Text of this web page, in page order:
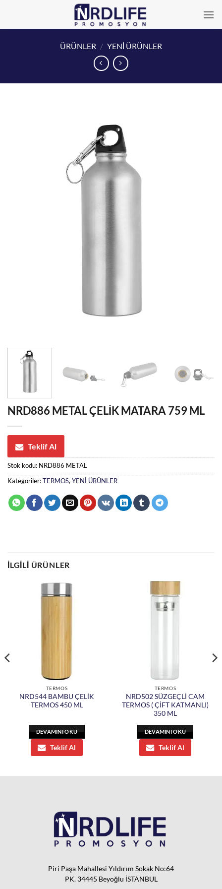
ÜRÜNLER / YENİ ÜRÜNLER
NRD886 METAL ÇELİK MATARA 759 ML
Teklif Al
Stok kodu: NRD886 METAL
Kategoriler:TERMOS, YENİ ÜRÜNLER
İLGILI ÜRÜNLER
TERMOS
NRD544 BAMBU ÇELİK
TERMOS 450 ML
DEVAMINI OKU
Teklif Al
TERMOS
NRD502 SÜZGEÇLİ CAM
TERMOS ( ÇİFT KATMANLI)
350 ML
DEVAMINI OKU
Teklif Al
Piri Paşa Mahallesi Yıldırım Sokak No:64
PK. 34445 Beyoğlu İSTANBUL